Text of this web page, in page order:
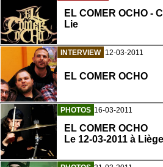
EL COMER OCHO -
Lie
INTERVIEW 12-03-2011
EL COMER OCHO
PHOTOS 16-03-2011
EL COMER OCHO
Le 12-03-2011 à Liège